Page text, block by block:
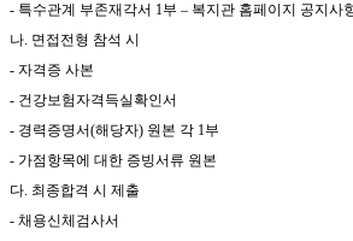
- 특수관계 부존재각서 1부 – 복지관 홈페이지 공지사
나. 면접전형 참석 시
- 자격증 사본
- 건강보험자격득실확인서
- 경력증명서(해당자) 원본 각 1부
- 가점항목에 대한 증빙서류 원본
다. 최종합격 시 제출
- 채용신체검사서